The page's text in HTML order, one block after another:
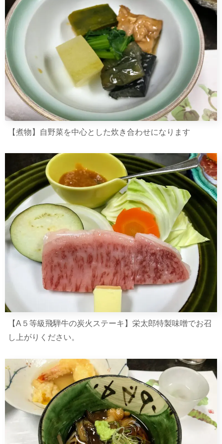
【煮物】自野菜を中心とした炊き合わせになります
【A５等級飛騨牛の炭火ステーキ】栄太郎特製味噌でお召
し上がりください。